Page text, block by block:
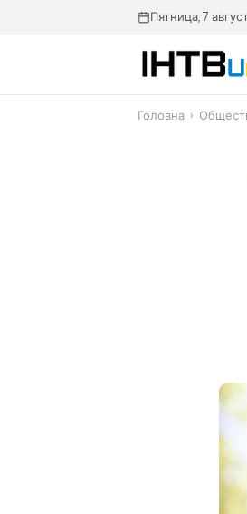
Пятница, 7
Головна ›